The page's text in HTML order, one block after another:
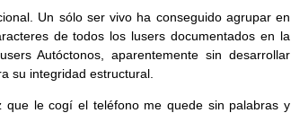
Un sólo ser vivo ha conseguido agrupar en
de todos los lusers documentados en la
Autóctonos, aparentemente sin desarrollar
su integridad estructural.
le cogí el teléfono me quede sin palabras y